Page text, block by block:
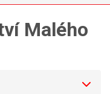
Malého